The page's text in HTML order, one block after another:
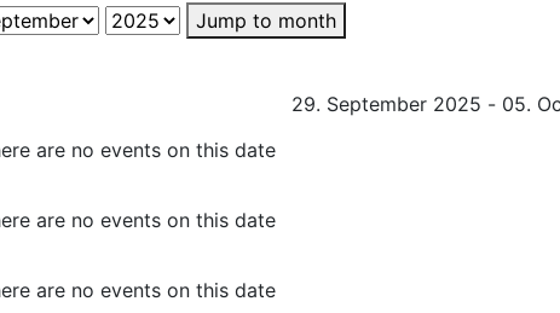
Jump to month
29. September 2025 - 05.
are no events on this date
are no events on this date
are no events on this date